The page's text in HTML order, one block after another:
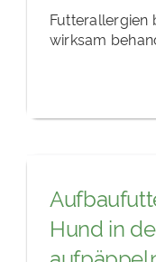
Futterallergien
wirksam
Hund in